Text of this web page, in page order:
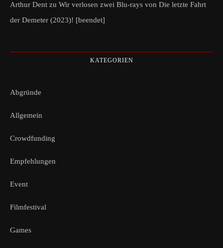
Arthur Dent zu Wir verlosen zwei Blu-rays von Die letzte Fahrt
der Demeter (2023)! [beendet]
KATEGORIEN
Abgründe
Allgemein
Crowdfunding
Empfehlungen
Event
Filmfestival
Games